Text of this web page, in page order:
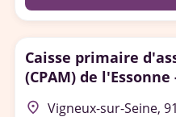
Caisse primaire
(CPAM) de
sur-Seine
place Vigneux-sur-Seine,